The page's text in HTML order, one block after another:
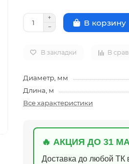
В корзину
В закладки В
Диаметр, мм
Длина, м
Все характеристики
🔥 АКЦИЯ ДО 31
Доставка до любой ТК